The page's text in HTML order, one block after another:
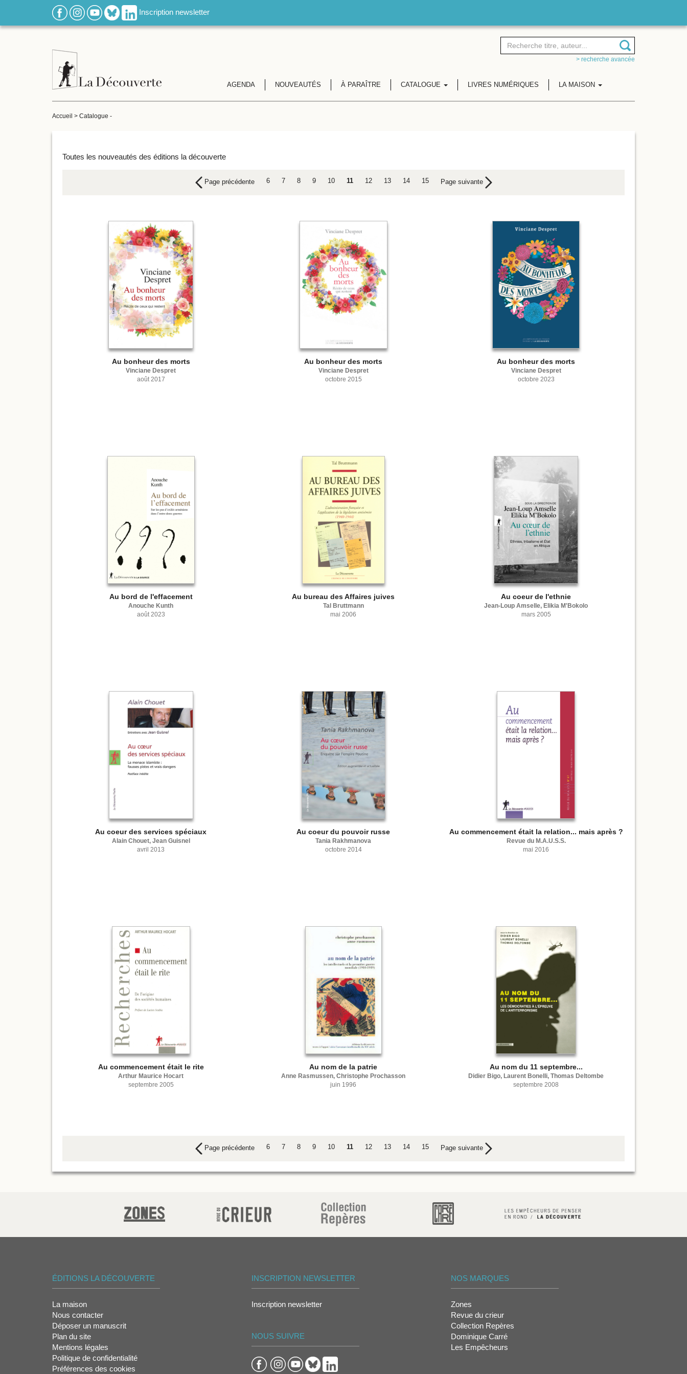
Inscription newsletter
> recherche avancée
AGENDA NOUVEAUTÉS À PARAÎTRE CATALOGUE LIVRES NUMÉRIQUES LA MAISON
Accueil > Catalogue -
Toutes les nouveautés des éditions la découverte
Page précédente 6 7 8 9 10 11 12 13 14 15 Page suivante
Au bonheur des morts
Vinciane Despret
août 2017
Au bonheur des morts
Vinciane Despret
octobre 2015
Au bonheur des morts
Vinciane Despret
octobre 2023
Au bord de l'effacement
Anouche Kunth
août 2023
Au bureau des Affaires juives
Tal Bruttmann
mai 2006
Au coeur de l'ethnie
Jean-Loup Amselle, Elikia M'Bokolo
mars 2005
Au coeur des services spéciaux
Alain Chouet, Jean Guisnel
avril 2013
Au coeur du pouvoir russe
Tania Rakhmanova
octobre 2014
Au commencement était la relation... mais après ?
Revue du M.A.U.S.S.
mai 2016
Au commencement était le rite
Arthur Maurice Hocart
septembre 2005
Au nom de la patrie
Anne Rasmussen, Christophe Prochasson
juin 1996
Au nom du 11 septembre...
Didier Bigo, Laurent Bonelli, Thomas Deltombe
septembre 2008
Page précédente 6 7 8 9 10 11 12 13 14 15 Page suivante
ÉDITIONS LA DÉCOUVERTE
La maison
Nous contacter
Déposer un manuscrit
Plan du site
Mentions légales
Politique de confidentialité
Préférences des cookies
INSCRIPTION NEWSLETTER
Inscription newsletter
NOUS SUIVRE
NOS MARQUES
Zones
Revue du crieur
Collection Repères
Dominique Carré
Les Empêcheurs